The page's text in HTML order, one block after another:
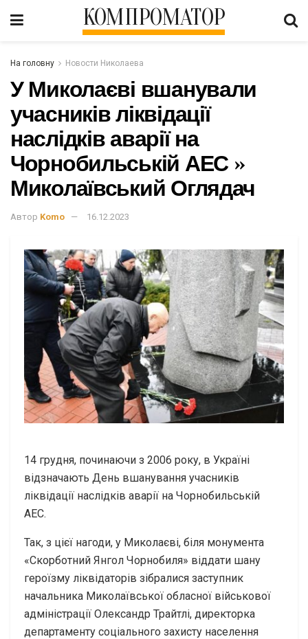
КОМПРОМАТОР
На головну Новости Николаева
У Миколаєві вшанували
учасників ліквідації
наслідків аварії на
Чорнобильській АЕС »
Миколаївський Оглядач
Автор Komo 16.12.2023
14 грудня, починаючи з 2006 року, в Україні
відзначають День вшанування учасників
ліквідації наслідків аварії на Чорнобильській
АЕС.
Так, з цієї нагоди, у Миколаєві, біля монумента
«Скорботний Янгол Чорнобиля» віддати шану
героїзму ліквідаторів зібралися заступник
начальника Миколаївської обласної військової
адміністрації Олександр Трайтлі, директорка
департаменту соціального захисту населення